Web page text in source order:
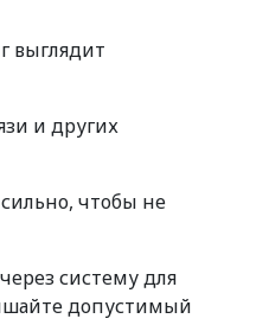
выглядит
и других
чтобы не
систему для
допустимый